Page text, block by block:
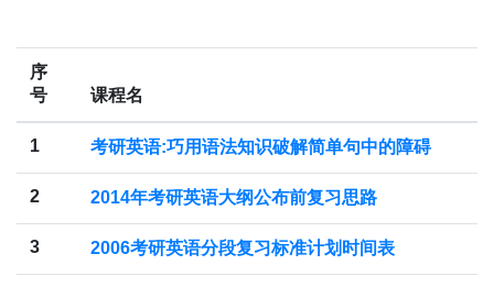
序
号
课程名
1 考研英语:巧用语法知识破解简单句中的障碍
2 2014年考研英语大纲公布前复习思路
3 2006考研英语分段复习标准计划时间表